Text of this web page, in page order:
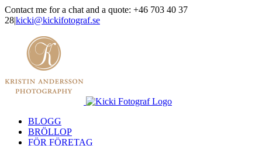
Skip
to
Contact me for a chat and a quote: +46 703 40 37
28|kicki@kickifotograf.se
BLOGG
BRÖLLOP
FÖR FÖRETAG